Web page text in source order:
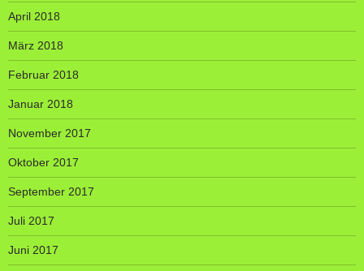
April 2018
März 2018
Februar 2018
Januar 2018
November 2017
Oktober 2017
September 2017
Juli 2017
Juni 2017